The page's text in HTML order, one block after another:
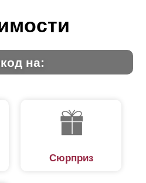
на:
Сюрприз